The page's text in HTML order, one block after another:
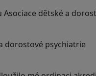
dětské a
dorostové psychiatrie